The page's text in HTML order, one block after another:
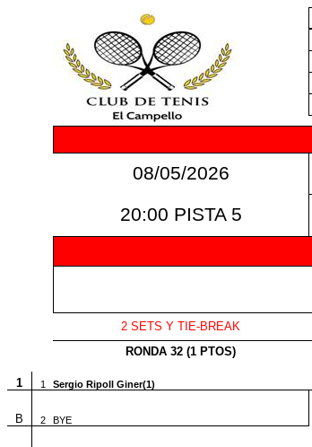
08/05/2026
20:00 PISTA 5
2 SETS Y TIE-BREAK
RONDA 32 (1 PTOS)
1 1 Sergio Ripoll Giner(1)
B 2 BYE